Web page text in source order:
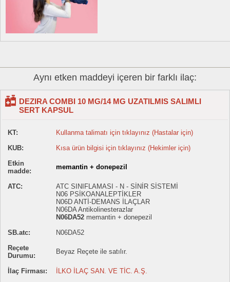
Aynı etken maddeyi içeren bir farklı ilaç:
DEZIRA COMBI 10 MG/14 MG UZATILMIS SALIMLI
SERT KAPSUL
KT:
Kullanma talimatı için tıklayınız (Hastalar için)
KUB:
Kısa ürün bilgisi için tıklayınız (Hekimler için)
Etkin
madde:
memantin + donepezil
ATC:
ATC SINIFLAMASI - N - SİNİR SİSTEMİ
N06 PSİKOANALEPTİKLER
N06D ANTİ-DEMANS İLAÇLAR
N06DA Antikolinesterazlar
N06DA52 memantin + donepezil
SB.atc:
N06DA52
Reçete
Durumu:
Beyaz Reçete ile satılır.
İlaç Firması:
İLKO İLAÇ SAN. VE TİC. A.Ş.